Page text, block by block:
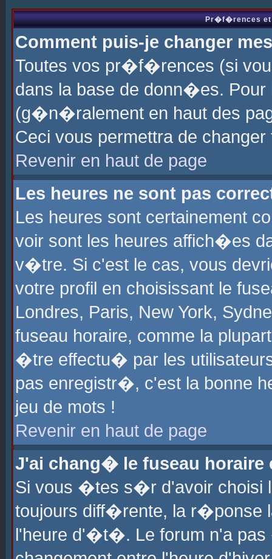
Pr�f�rences et
Comment puis-je changer
Toutes vos pr�f�rences (si
dans la base de donn�es.
(g�n�ralement en haut des
Ceci vous permettra de
Revenir en haut de page
Les heures ne sont pas
Les heures sont certainement
voir sont les heures affich�es
v�tre. Si c'est le cas, vous
votre profil en choisissant le
Londres, Paris, New York,
fuseau horaire, comme la
�tre effectu� par les
pas enregistr�, c'est la bonne
jeu de mots !
Revenir en haut de page
J'ai chang� le fuseau horaire
Si vous �tes s�r d'avoir choisi
toujours diff�rente, la r�ponse
l'heure d'�t�. Le forum n'a